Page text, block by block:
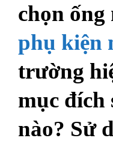
chọn
phụ kiện
trường
mục đích
nào? Sử